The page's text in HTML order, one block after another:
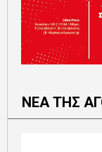
ΝΕΑ ΤΗΣ